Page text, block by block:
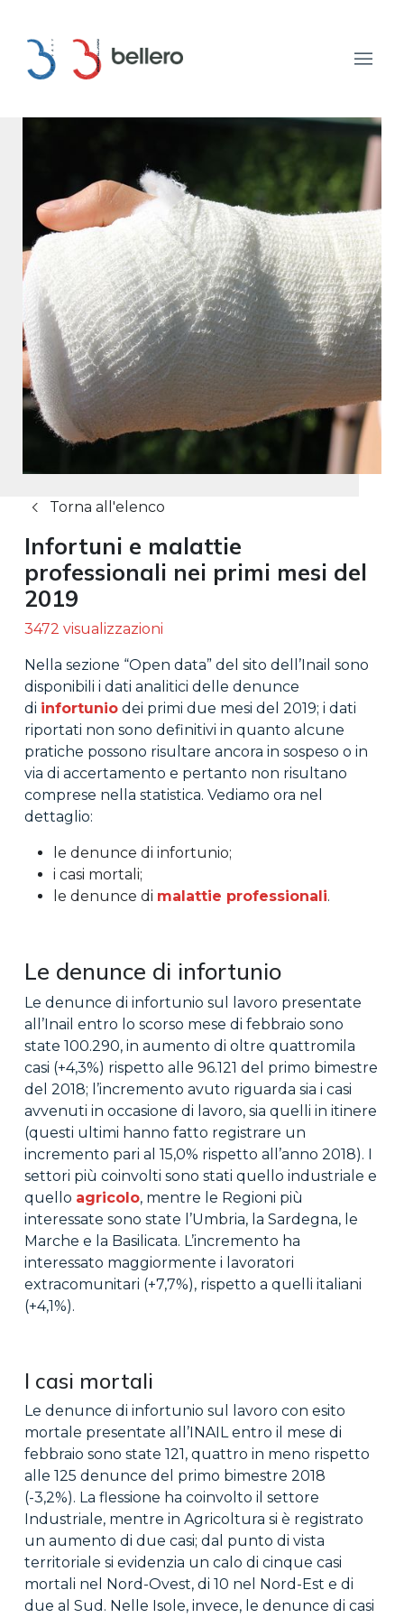
Torna all'elenco
Infortuni e malattie
professionali nei primi mesi del
2019
3472 visualizzazioni
Nella sezione “Open data” del sito dell’Inail sono
disponibili i dati analitici delle denunce
di infortuniodei primi due mesi del 2019; i dati
riportati non sono definitivi in quanto alcune
pratiche possono risultare ancora in sospeso o in
via di accertamento e pertanto non risultano
comprese nella statistica. Vediamo ora nel
dettaglio:
le denunce di infortunio;
i casi mortali;
le denunce di malattie professionali.
Le denunce di infortunio
Le denunce di infortunio sul lavoro presentate
all’Inail entro lo scorso mese di febbraio sono
state 100.290, in aumento di oltre quattromila
casi (+4,3%) rispetto alle 96.121 del primo bimestre
del 2018; l’incremento avuto riguarda sia i casi
avvenuti in occasione di lavoro, sia quelli in itinere
(questi ultimi hanno fatto registrare un
incremento pari al 15,0% rispetto all’anno 2018). I
settori più coinvolti sono stati quello industriale e
quello agricolo, mentre le Regioni più
interessate sono state l’Umbria, la Sardegna, le
Marche e la Basilicata. L’incremento ha
interessato maggiormente i lavoratori
extracomunitari (+7,7%), rispetto a quelli italiani
(+4,1%).
I casi mortali
Le denunce di infortunio sul lavoro con esito
mortale presentate all’INAIL entro il mese di
febbraio sono state 121, quattro in meno rispetto
alle 125 denunce del primo bimestre 2018
(-3,2%). La flessione ha coinvolto il settore
Industriale, mentre in Agricoltura si è registrato
un aumento di due casi; dal punto di vista
territoriale si evidenzia un calo di cinque casi
mortali nel Nord-Ovest, di 10 nel Nord-Est e di
due al Sud. Nelle Isole, invece, le denunce di casi